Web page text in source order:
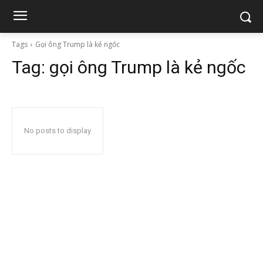
Tags Gọi ông Trump là kẻ ngốc
Tag: gọi ông Trump là kẻ ngốc
No posts to display